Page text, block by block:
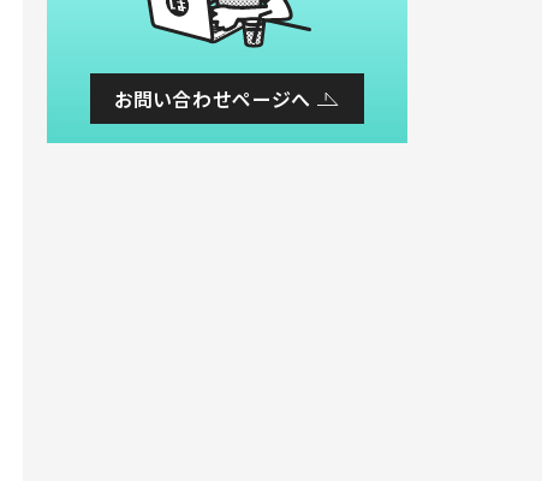
お問い合わせページへ